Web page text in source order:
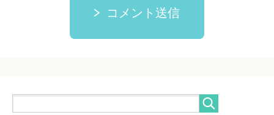
コメント送信